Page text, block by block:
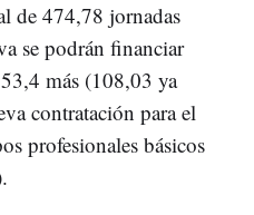
de 474,78 jornadas
se podrán financiar
más (108,03 ya
contratación para el
profesionales básicos